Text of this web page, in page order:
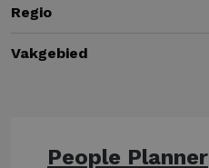
Regio
Vakgebied
People Planner